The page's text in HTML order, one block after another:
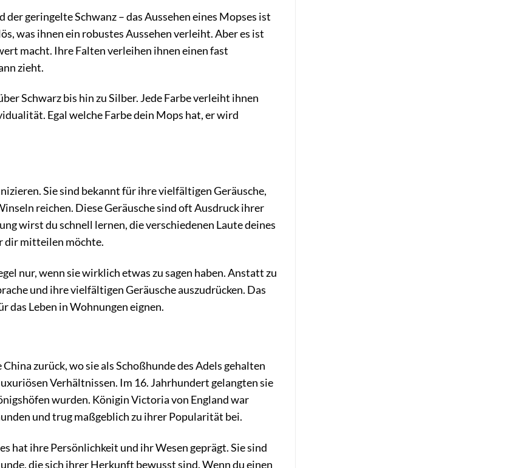
geringelte Schwanz – das Aussehen eines Mopses ist
was ihnen ein robustes Aussehen verleiht. Aber es ist
macht. Ihre Falten verleihen ihnen einen fast
zieht.
Schwarz bis hin zu Silber. Jede Farbe verleiht ihnen
Egal welche Farbe dein Mops hat, er wird
Sie sind bekannt für ihre vielfältigen Geräusche,
reichen. Diese Geräusche sind oft Ausdruck ihrer
wirst du schnell lernen, die verschiedenen Laute deines
dir mitteilen möchte.
nur, wenn sie wirklich etwas zu sagen haben. Anstatt zu
und ihre vielfältigen Geräusche auszudrücken. Das
das Leben in Wohnungen eignen.
zurück, wo sie als Schoßhunde des Adels gehalten
Verhältnissen. Im 16. Jahrhundert gelangten sie
wurden. Königin Victoria von England war
und trug maßgeblich zu ihrer Popularität bei.
hat ihre Persönlichkeit und ihr Wesen geprägt. Sie sind
die sich ihrer Herkunft bewusst sind. Wenn du einen